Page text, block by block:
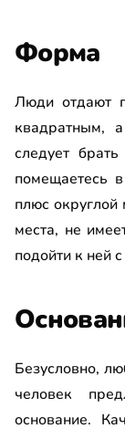
Форма
Люди отдают
квадратным,
следует
помещаетесь
плюс округлой
места, не
подойти к ней
Безусловно,
человек
основание.